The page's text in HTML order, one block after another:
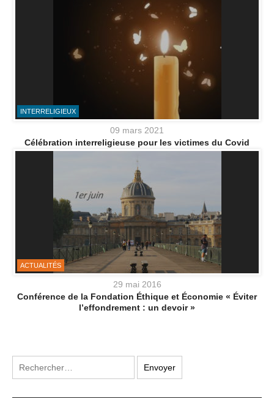
INTERRELIGIEUX
09 mars 2021
Célébration interreligieuse pour les victimes du Covid
ACTUALITÉS
29 mai 2016
Conférence de la Fondation Éthique et Économie « Éviter
l’effondrement : un devoir »